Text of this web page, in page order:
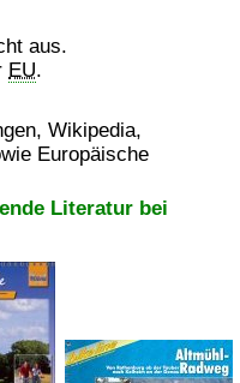
aus.
EU.
Wikipedia,
Europäische
Literatur bei